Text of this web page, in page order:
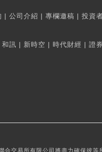
| 公司介紹 | 專欄邀稿 | 投資
和訊 | 新時空 | 時代財經 | 證